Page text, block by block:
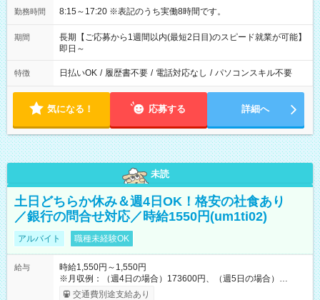
勤務時間 8:15～17:20 ※表記のうち実働8時間です。
期間
長期【ご応募から1週間以内(最短2日目)のスピード就業が可能】
即日～
特徴 日払いOK / 履歴書不要 / 電話対応なし / パソコンスキル不要
気になる！ 応募する 詳細へ
未読
土日どちらか休み＆週4日OK！格安の社食あり
／銀行の問合せ対応／時給1550円(um1ti02)
アルバイト 職種未経験OK
給与
時給1,550円～1,550円
※月収例：（週4日の場合）173600円、（週5日の場合）
217000円 【試用期間】試用期間なし
交通費別途支給あり